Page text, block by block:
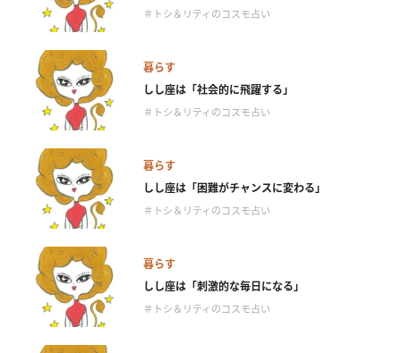
＃トシ＆リティのコスモ占い
暮らす
しし座は「社会的に飛躍する」
＃トシ＆リティのコスモ占い
暮らす
しし座は「困難がチャンスに変わる」
＃トシ＆リティのコスモ占い
暮らす
しし座は「刺激的な毎日になる」
＃トシ＆リティのコスモ占い